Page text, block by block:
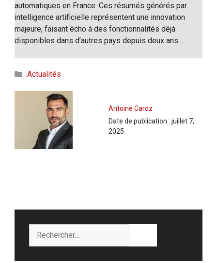
automatiques en France. Ces résumés générés par
intelligence artificielle représentent une innovation
majeure, faisant écho à des fonctionnalités déjà
disponibles dans d’autres pays depuis deux ans.…
Catégories
Actualités
Antoine Caroz
Date de publication : juillet 7,
2025